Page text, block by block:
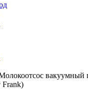
вакуумный
Frank)